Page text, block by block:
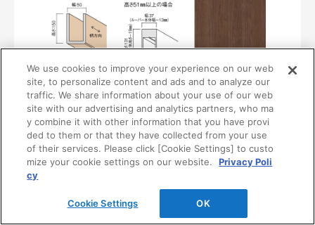
〈UB38〉
MF01-0138-0515
¥28,900/本（最低発注数量は30本）
We use cookies to improve your experience on our web
site, to personalize content and ads and to analyze our
traffic. We share information about your use of our web
site with our advertising and analytics partners, who ma
y combine it with other information that you have provi
ded to them or that they have collected from your use
of their services. Please click [Cookie Settings] to custo
mize your cookie settings on our website.
Privacy Poli
cy
Cookie Settings OK